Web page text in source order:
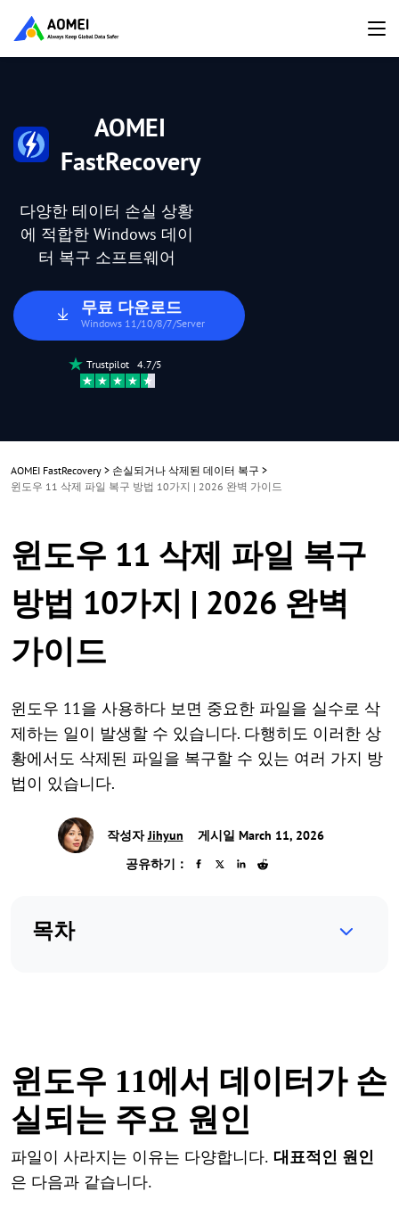
AOMEI
FastRecovery
다양한 테이터 손실 상황
에 적합한 Windows 데이
터 복구 소프트웨어
무료 다운로드
Windows 11/10/8/7/Server
Trustpilot 4.7/5
AOMEI FastRecovery > 손실되거나 삭제된 데이터 복구 >
윈도우 11 삭제 파일 복구 방법 10가지 | 2026 완벽 가이드
윈도우 11 삭제 파일 복구
방법 10가지 | 2026 완벽
가이드
윈도우 11을 사용하다 보면 중요한 파일을 실수로 삭
제하는 일이 발생할 수 있습니다. 다행히도 이러한 상
황에서도 삭제된 파일을 복구할 수 있는 여러 가지 방
법이 있습니다.
작성자Jihyun
게시일 March 11, 2026
공유하기：
목차
윈도우 11에서 데이터가 손
실되는 주요 원인
파일이 사라지는 이유는 다양합니다. 대표적인 원인
은 다음과 같습니다.